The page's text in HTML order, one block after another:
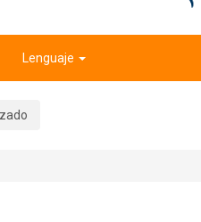
Lenguaje